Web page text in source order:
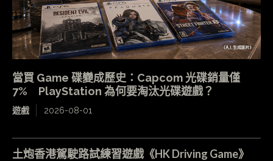
當買 Game 碟變成歷史：Capcom 光碟銷量僅
7% PlayStation 為何要淘汰光碟遊戲？
遊戲 2026-08-01
土炮香港駕駛路試練習遊戲《HK Driving Game》